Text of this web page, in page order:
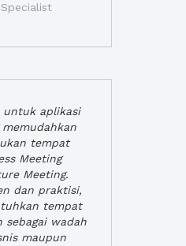
Specialist
untuk aplikasi
memudahkan
tempat
Meeting
Meeting.
dan praktisi,
tempat
sebagai wadah
maupun